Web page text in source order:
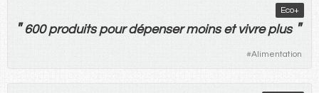
Eco+
"600produits pour dépenser moins et vivre plus "
#Alimentation